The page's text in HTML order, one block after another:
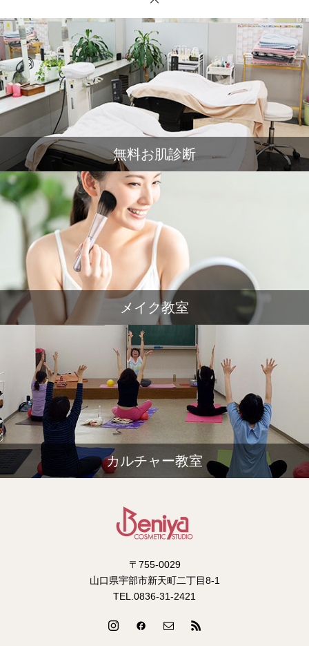
無料お肌診断
メイク教室
カルチャー教室
〒755-0029
山口県宇部市新天町二丁目8-1
TEL.0836-31-2421